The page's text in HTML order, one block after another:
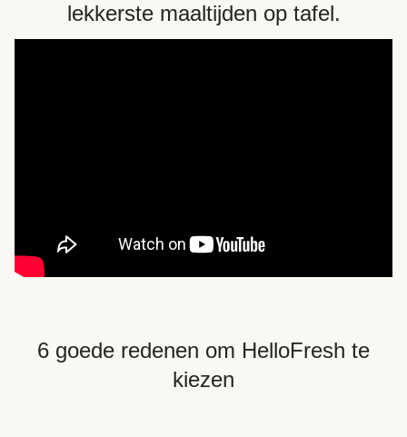
lekkerste maaltijden op tafel.
6 goede redenen om HelloFresh te
kiezen